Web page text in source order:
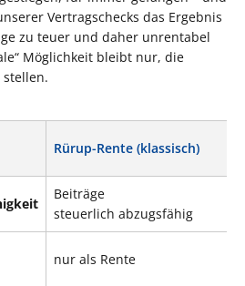
Vertragschecks das Ergebnis
zu teuer und daher unrentabel
Möglichkeit bleibt nur, die
Rürup-Rente (klassisch)
Beiträge
steuerlich abzugsfähig
nur als Rente